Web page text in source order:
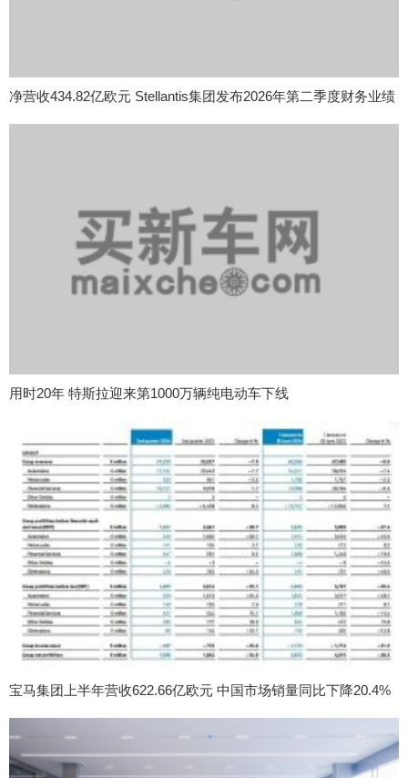
净营收434.82亿欧元 Stellantis集团发布2026年第二季度财务业绩
用时20年 特斯拉迎来第1000万辆纯电动车下线
宝马集团上半年营收622.66亿欧元 中国市场销量同比下降20.4%